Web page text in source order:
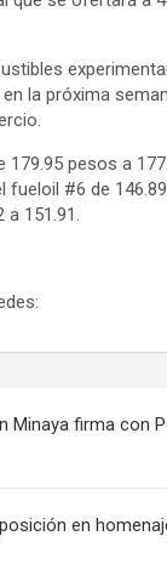
la próxima
179.95 pesos a
fueloil #6 de
a 151.91.
Minaya firma con
en